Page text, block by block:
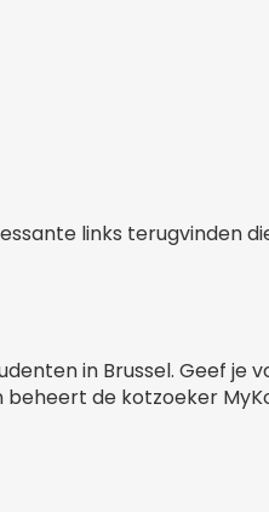
links terugvinden
in Brussel. Geef je
beheert de kotzoeker